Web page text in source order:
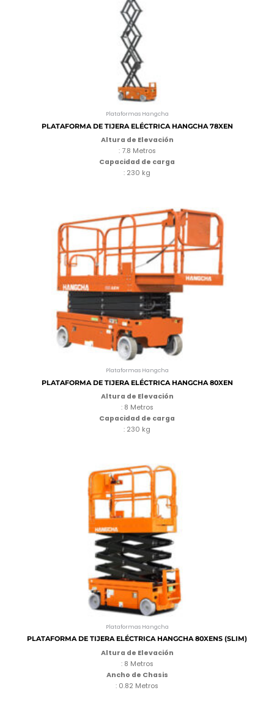
Plataformas Hangcha
PLATAFORMA DE TIJERA ELÉCTRICA HANGCHA 78XEN
Altura de Elevación
: 7.8 Metros
Capacidad de carga
: 230 kg
Plataformas Hangcha
PLATAFORMA DE TIJERA ELÉCTRICA HANGCHA 80XEN
Altura de Elevación
: 8 Metros
Capacidad de carga
: 230 kg
Plataformas Hangcha
PLATAFORMA DE TIJERA ELÉCTRICA HANGCHA 80XENS (SLIM)
Altura de Elevación
: 8 Metros
Ancho de Chasis
: 0.82 Metros